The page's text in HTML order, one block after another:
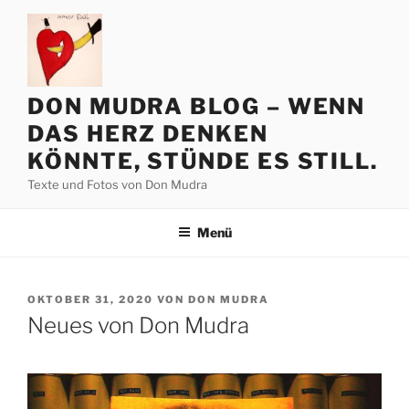
Zum
springen
DON MUDRA BLOG – WENN
DAS HERZ DENKEN
KÖNNTE, STÜNDE ES STILL.
Texte und Fotos von Don Mudra
Menü
VERÖFFENTLICHT
AM
OKTOBER 31, 2020 VON DON MUDRA
Neues von Don Mudra